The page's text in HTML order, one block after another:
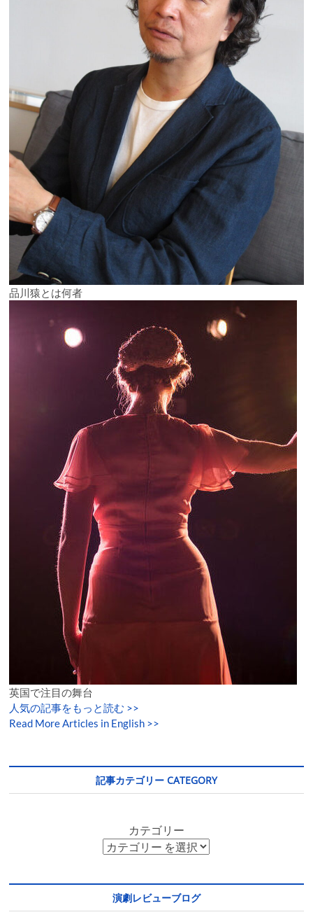
品川猿とは何者
英国で注目の舞台
人気の記事をもっと読む >>
Read More Articles in English >>
記事カテゴリー CATEGORY
カテゴリー
演劇レビューブログ